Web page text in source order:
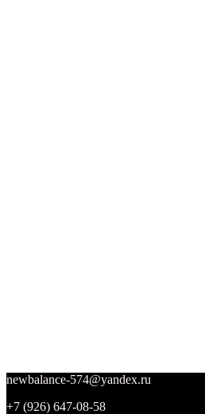
newbalance-574@yandex.ru
+7 (926) 647-08-58